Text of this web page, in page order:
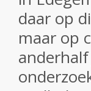
daar op
maar op